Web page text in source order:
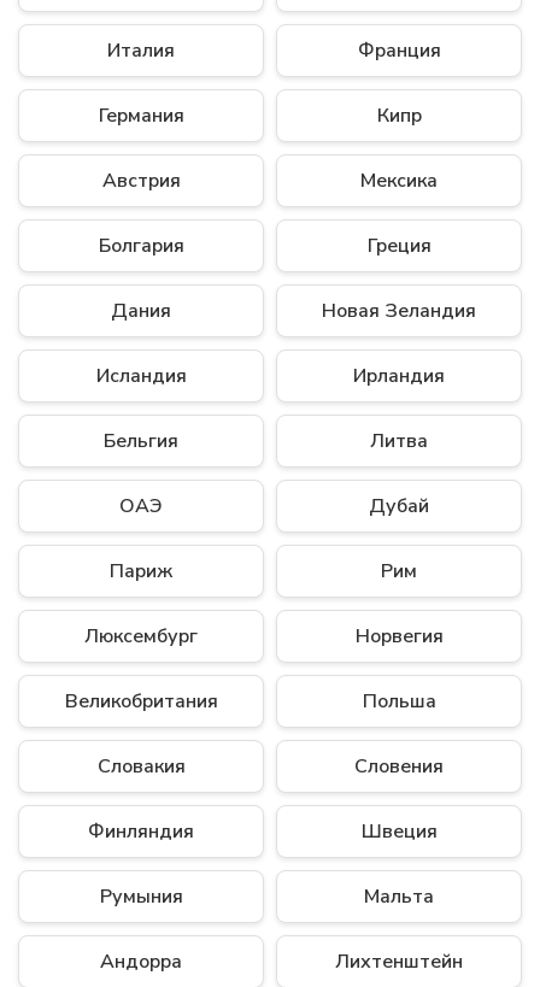
Италия Франция
Германия Кипр
Австрия Мексика
Болгария Греция
Дания Новая Зеландия
Исландия Ирландия
Бельгия Литва
ОАЭ Дубай
Париж Рим
Люксембург Норвегия
Великобритания Польша
Словакия Словения
Финляндия Швеция
Румыния Мальта
Андорра Лихтенштейн